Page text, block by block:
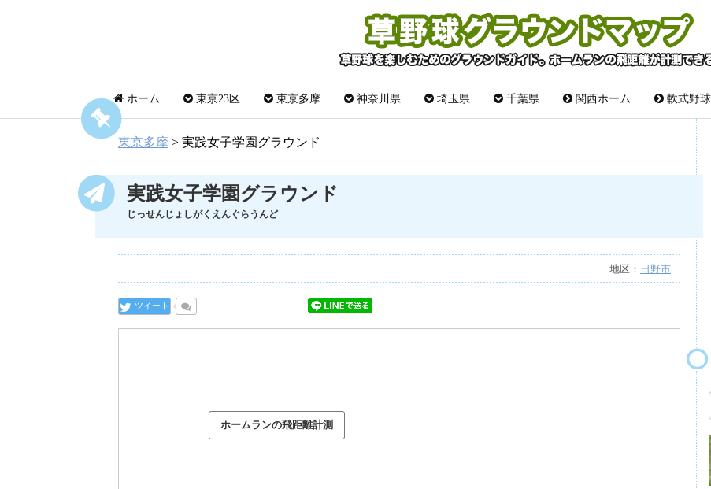
ホーム 東京23区 東京多摩 神奈川県 埼玉県 千葉県 関西ホーム 軟式野
東京多摩 > 実践女子学園グラウンド
実践女子学園グラウンド
じっせんじょしがくえんぐらうんど
地区： 日野市
ツイート